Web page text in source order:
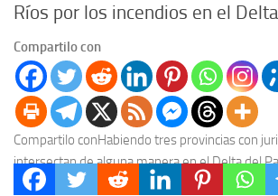
Ríos por los incendios en el Delta
Compartilo con
Compartilo conHabiendo tres provincias con
intersectan de alguna manera en el Delta del
Aires, Santa Fe y Entre Ríos-,...